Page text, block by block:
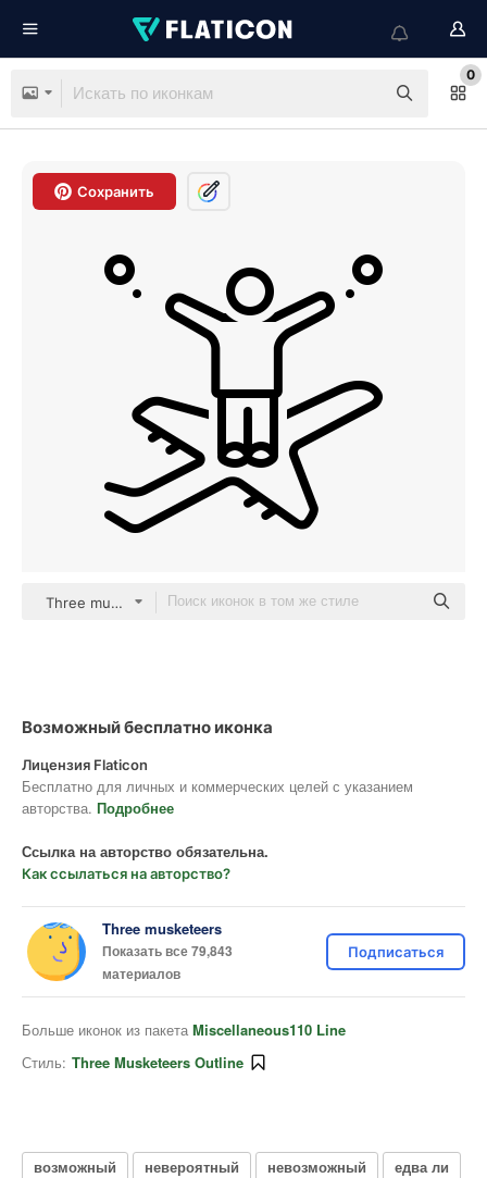
0
Сохранить
Three musketeers outline
Возможный бесплатно иконка
Лицензия Flaticon
Бесплатно для личных и коммерческих целей с указанием
авторства. Подробнее
Ссылка на авторство обязательна.
Как ссылаться на авторство?
Three musketeers
Показать все 79,843
материалов
Подписаться
Больше иконок из пакета Miscellaneous110 Line
Стиль: Three Musketeers Outline
возможный невероятный невозможный
едва ли